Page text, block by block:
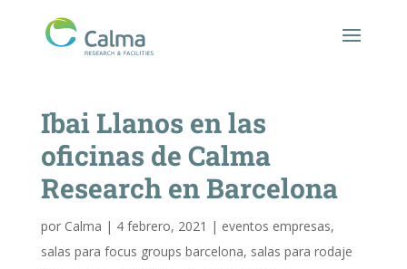
Ibai Llanos en las
oficinas de Calma
Research en Barcelona
por Calma | 4 febrero, 2021 | eventos empresas,
salas para focus groups barcelona, salas para rodaje